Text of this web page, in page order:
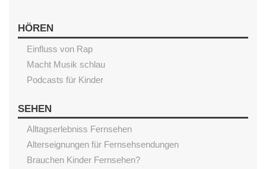
HÖREN
Einfluss von Rap
Macht Musik schlau
Podcasts für Kinder
SEHEN
Alltagserlebniss Fernsehen
Alterseignungen für Fernsehsendungen
Brauchen Kinder Fernsehen?